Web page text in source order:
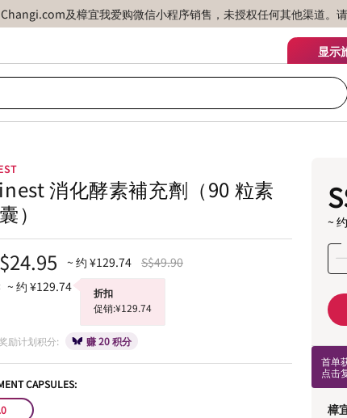
及樟宜我爱购微信小程序销售，未授权任何其他渠道。请
显示
消化酵素補充劑（90 粒素
）
~ 约 ¥129.74 S$49.90
~ 约 ¥129.74
折扣
促销:¥129.74
励计划积分: 赚 20 积分
CAPSULES:
~
首单
点击
樟